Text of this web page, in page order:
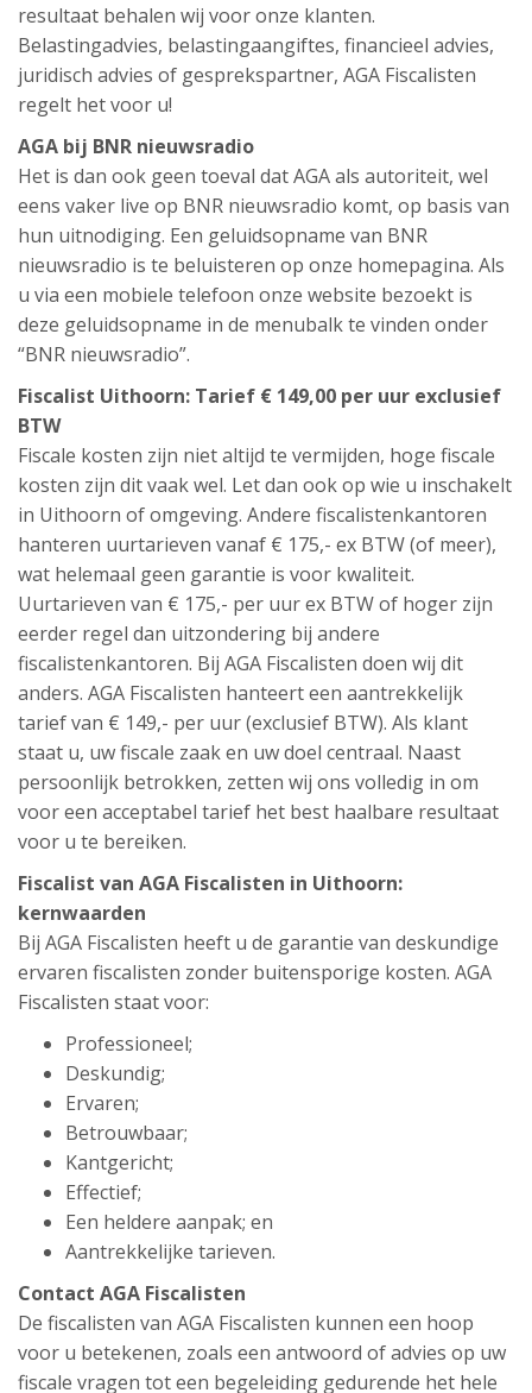
resultaat behalen wij voor onze klanten.
Belastingadvies, belastingaangiftes, financieel advies,
juridisch advies of gesprekspartner, AGA Fiscalisten
regelt het voor u!
AGA bij BNR nieuwsradio
Het is dan ook geen toeval dat AGA als autoriteit, wel
eens vaker live op BNR nieuwsradio komt, op basis van
hun uitnodiging. Een geluidsopname van BNR
nieuwsradio is te beluisteren op onze homepagina. Als
u via een mobiele telefoon onze website bezoekt is
deze geluidsopname in de menubalk te vinden onder
“BNR nieuwsradio”.
Fiscalist Uithoorn: Tarief € 149,00 per uur exclusief
BTW
Fiscale kosten zijn niet altijd te vermijden, hoge fiscale
kosten zijn dit vaak wel. Let dan ook op wie u inschakelt
in Uithoorn of omgeving. Andere fiscalistenkantoren
hanteren uurtarieven vanaf € 175,- ex BTW (of meer),
wat helemaal geen garantie is voor kwaliteit.
Uurtarieven van € 175,- per uur ex BTW of hoger zijn
eerder regel dan uitzondering bij andere
fiscalistenkantoren. Bij AGA Fiscalisten doen wij dit
anders. AGA Fiscalisten hanteert een aantrekkelijk
tarief van € 149,- per uur (exclusief BTW). Als klant
staat u, uw fiscale zaak en uw doel centraal. Naast
persoonlijk betrokken, zetten wij ons volledig in om
voor een acceptabel tarief het best haalbare resultaat
voor u te bereiken.
Fiscalist van AGA Fiscalisten in Uithoorn:
kernwaarden
Bij AGA Fiscalisten heeft u de garantie van deskundige
ervaren fiscalisten zonder buitensporige kosten. AGA
Fiscalisten staat voor:
Professioneel;
Deskundig;
Ervaren;
Betrouwbaar;
Kantgericht;
Effectief;
Een heldere aanpak; en
Aantrekkelijke tarieven.
Contact AGA Fiscalisten
De fiscalisten van AGA Fiscalisten kunnen een hoop
voor u betekenen, zoals een antwoord of advies op uw
fiscale vragen tot een begeleiding gedurende het hele